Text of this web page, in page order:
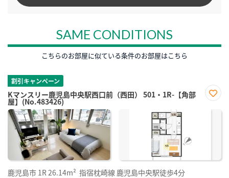
SAME CONDITIONS
こちらのお部屋に似ている条件のお部屋はこちら
割引キャンペーン
Kマンスリー鹿児島中央駅西口前（西田） 501・1R-【角部
屋】(No.483426)
に入
鹿児島市 1R 26.14m² 指宿枕崎線 鹿児島中央駅徒歩4分